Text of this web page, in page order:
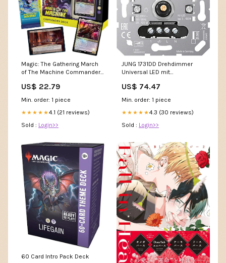
Magic: The Gathering March
of The Machine Commander
US$ 22.79
Min. order: 1 piece
★★★★★4.1 (21 reviews)
Sold : Login>>
JUNG 1731DD Drehdimmer
Universal LED mit
Rand__Ja
US$ 74.47
Min. order: 1 piece
★★★★★4.3 (30 reviews)
Sold : Login>>
60 Card Intro Pack Deck